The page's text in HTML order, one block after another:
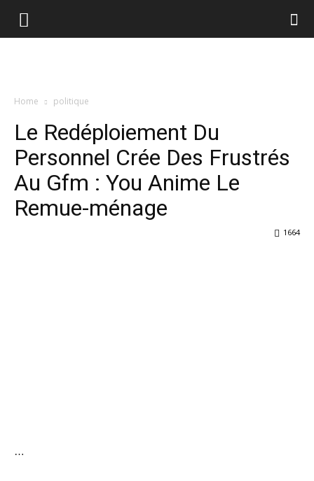
Home politique
Le Redéploiement Du
Personnel Crée Des Frustrés
Au Gfm : You Anime Le
Remue-ménage
1664
…